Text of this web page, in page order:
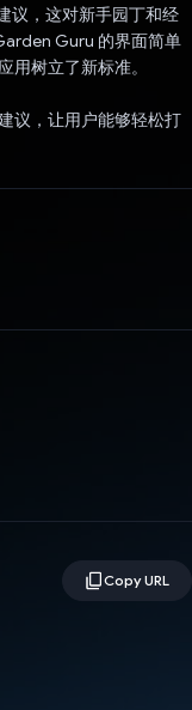
议，这对新手园丁和经
Guru 的界面简单
用树立了新标准。
议，让用户能够轻松打